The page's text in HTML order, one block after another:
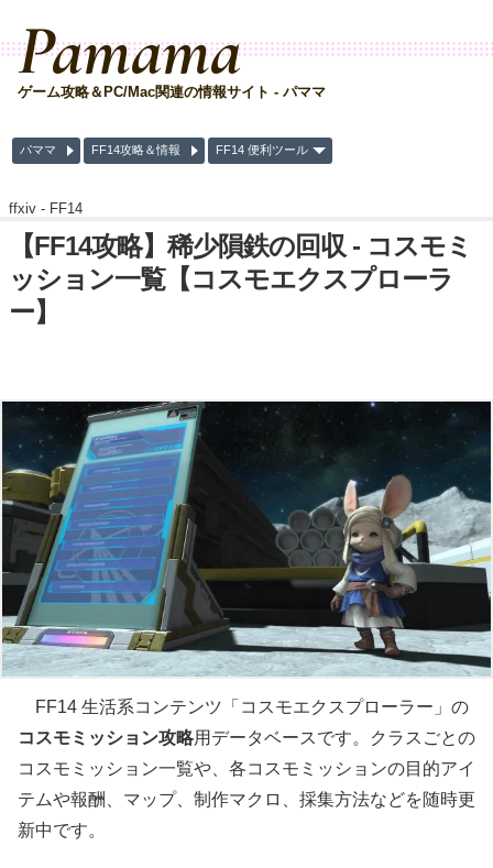
Pamama
ゲーム攻略＆PC/Mac関連の情報サイト - パママ
パママ FF14攻略＆情報 FF14 便利ツール
ffxiv - FF14
【FF14攻略】稀少隕鉄の回収 - コスモミ
ッション一覧【コスモエクスプローラ
ー】
FF14 生活系コンテンツ「コスモエクスプローラー」の
コスモミッション攻略用データベースです。クラスごとの
コスモミッション一覧や、各コスモミッションの目的アイ
テムや報酬、マップ、制作マクロ、採集方法などを随時更
新中です。